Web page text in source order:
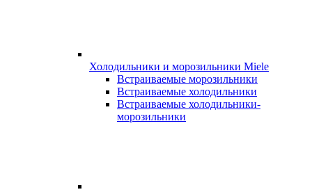
Холодильники и морозильники Miele
Встраиваемые морозильники
Встраиваемые холодильники
Встраиваемые холодильники-
морозильники